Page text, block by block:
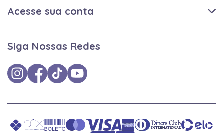
Acesse sua conta
Siga Nossas Redes